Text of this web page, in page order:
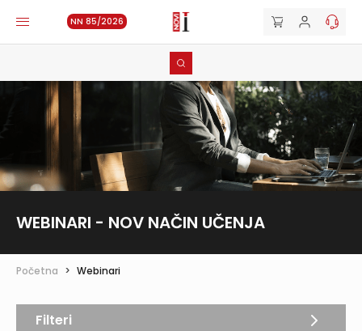
NN 85/2026
WEBINARI - NOV NAČIN UČENJA
Početna > Webinari
Filteri